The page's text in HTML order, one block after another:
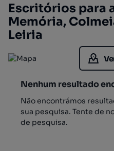
Escritórios para
Memória,
Leiria
Nenhum resultado
Não encontrámos
sua pesquisa. Tente de
de pesquisa.